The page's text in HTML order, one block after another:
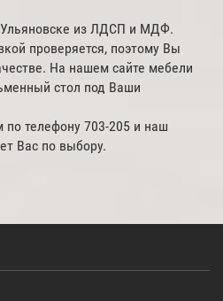
Ульяновске из ЛДСП и МДФ.
проверяется, поэтому Вы
На нашем сайте мебели
стол под Ваши
телефону 703-205 и наш
Вас по выбору.